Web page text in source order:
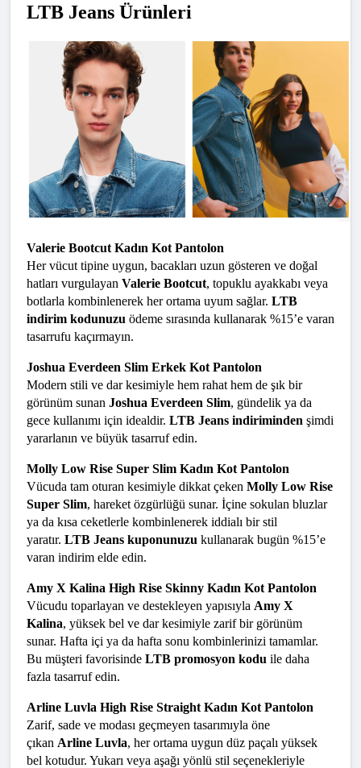
LTB Jeans Ürünleri
Valerie Bootcut Kadın Kot Pantolon
Her vücut tipine uygun, bacakları uzun gösteren ve doğal
hatları vurgulayan Valerie Bootcut, topuklu ayakkabı veya
botlarla kombinlenerek her ortama uyum sağlar. LTB
indirim kodunuzu ödeme sırasında kullanarak %15’e varan
tasarrufu kaçırmayın.
Joshua Everdeen Slim Erkek Kot Pantolon
Modern stili ve dar kesimiyle hem rahat hem de şık bir
görünüm sunan Joshua Everdeen Slim, gündelik ya da
gece kullanımı için idealdir. LTB Jeans indiriminden şimdi
yararlanın ve büyük tasarruf edin.
Molly Low Rise Super Slim Kadın Kot Pantolon
Vücuda tam oturan kesimiyle dikkat çeken Molly Low Rise
Super Slim, hareket özgürlüğü sunar. İçine sokulan bluzlar
ya da kısa ceketlerle kombinlenerek iddialı bir stil
yaratır. LTB Jeans kuponunuzu kullanarak bugün %15’e
varan indirim elde edin.
Amy X Kalina High Rise Skinny Kadın Kot Pantolon
Vücudu toparlayan ve destekleyen yapısıyla Amy X
Kalina, yüksek bel ve dar kesimiyle zarif bir görünüm
sunar. Hafta içi ya da hafta sonu kombinlerinizi tamamlar.
Bu müşteri favorisinde LTB promosyon kodu ile daha
fazla tasarruf edin.
Arline Luvla High Rise Straight Kadın Kot Pantolon
Zarif, sade ve modası geçmeyen tasarımıyla öne
çıkan Arline Luvla, her ortama uygun düz paçalı yüksek
bel kotudur. Yukarı veya aşağı yönlü stil seçenekleriyle